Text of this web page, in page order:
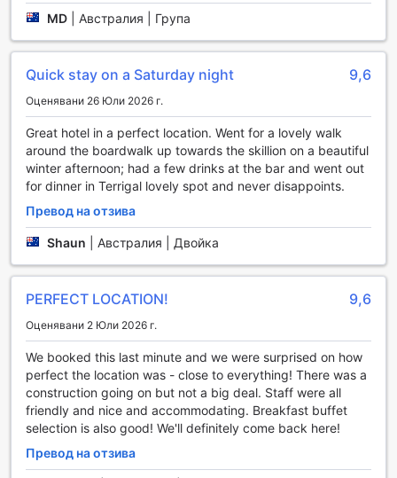
където слънчевите лъчи и морската атмосфера ще ви
накарат да се почувствате прекрасно. За допълнителен
релакс, басейнът разполага с бар, където можете да се
докато се наслаждавате на гледката към океана.
За любителите на активния отдих, околността предлага
разнообразие от възможности за риболов и пешеходен
туризъм. С близостта си до плажа, Crowne Plaza Terrigal
е идеалното място за любителите на водните спортове и
слънчевите дни. Независимо дали искате да се
разходите по живописните пътеки или да се насладите
на релаксиращ ден на плажа, спортните съоръжения на
хотела са тук, за да направят вашето преживяване
незабравимо.
Удобства за комфорт в Crowne Plaza Terrigal
Crowne Plaza Terrigal предлага изключително удобство
за своите гости с разнообразие от услуги, които
гарантират безпроблемен и приятен престой. С 24-
часова рум-сервис услуга, вие можете да се
насладите на любимите си ястия и напитки директно в
стаята си, без да напускате уюта на вашето легло. За
тези, които искат да изглеждат безупречно, хотелът
предлага пране и химическо чистене, а също така и
услуги за бързо настаняване и напускане, което прави
процеса на регистрация и освобождаване
MD Австралия | Група
Quick stay on a Saturday night 9,6
Оценявани 26 Юли 2026 г.
Great hotel in a perfect location. Went for a lovely walk
around the boardwalk up towards the skillion on a beautiful
winter afternoon; had a few drinks at the bar and went out
for dinner in Terrigal lovely spot and never disappoints.
Превод на отзива
Shaun Австралия | Двойка
PERFECT LOCATION! 9,6
Оценявани 2 Юли 2026 г.
We booked this last minute and we were surprised on how
perfect the location was - close to everything! There was a
construction going on but not a big deal. Staff were all
friendly and nice and accommodating. Breakfast buffet
selection is also good! We'll definitely come back here!
Превод на отзива